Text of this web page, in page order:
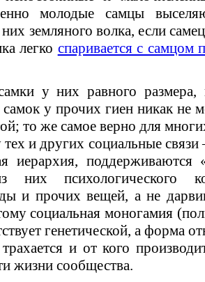
молодые самцы
земляного волка, если
легко спаривается с самцом
у них равного
у прочих гиен никак не
то же самое верно для
и других социальные
иерархия,
них психологического
и прочих вещей, а не
социальная моногамия
генетической, а форма
и от кого
жизни сообщества.